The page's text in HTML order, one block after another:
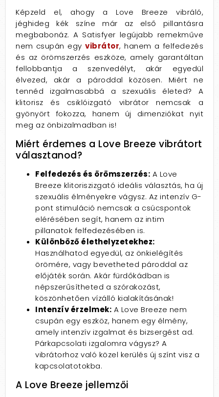
Képzeld el, ahogy a Love Breeze vibráló,
jéghideg kék színe már az első pillantásra
megbabonáz. A Satisfyer legújabb remekműve
nem csupán egyvibrátor, hanem a felfedezés
és az örömszerzés eszköze, amely garantáltan
fellobbantja a szenvedélyt, akár egyedül
élvezed, akár a pároddal közösen. Miért ne
tennéd izgalmasabbá a szexuális életed? A
klitorisz és csiklóizgató vibrátor nemcsak a
gyönyört fokozza, hanem új dimenziókat nyit
meg az önbizalmadban is!
Miért érdemes a Love Breeze vibrátort
választanod?
Felfedezés és örömszerzés: A Love
Breeze klitoriszizgató ideális választás, ha új
szexuális élményekre vágysz. Az intenzív G-
pont stimuláció nemcsak a csúcspontok
elérésében segít, hanem az intim
pillanatok felfedezésében is.
Különböző élethelyzetekhez:
Használhatod egyedül, az önkielégítés
örömére, vagy bevetheted pároddal az
előjáték során. Akár fürdőkádban is
népszerűsítheted a szórakozást,
köszönhetően vízálló kialakításának!
Intenzív érzelmek: A Love Breeze nem
csupán egy eszköz, hanem egy élmény,
amely intenzív izgalmat és bizsergést ad.
Párkapcsolati izgalomra vágysz? A
vibrátorhoz való közel kerülés új színt visz a
kapcsolatotokba.
A Love Breeze jellemzői